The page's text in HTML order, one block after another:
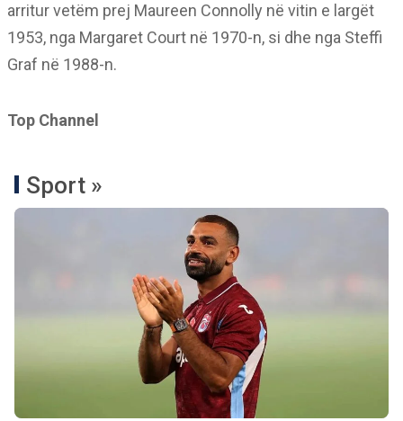
arritur vetëm prej Maureen Connolly në vitin e largët
1953, nga Margaret Court në 1970-n, si dhe nga Steffi
Graf në 1988-n.
Top Channel
Sport »